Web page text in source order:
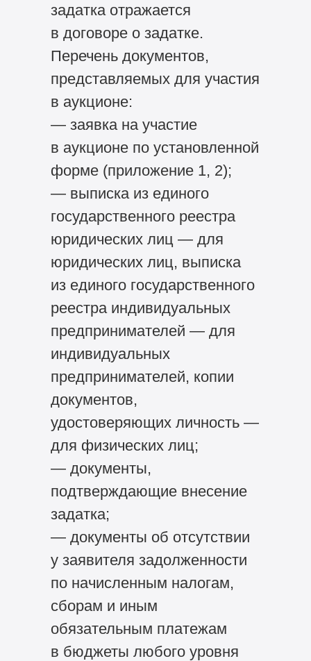
задатка отражается
в договоре о задатке.
Перечень документов,
представляемых для участия
в аукционе:
— заявка на участие
в аукционе по установленной
форме (приложение 1, 2);
— выписка из единого
государственного реестра
юридических лиц — для
юридических лиц, выписка
из единого государственного
реестра индивидуальных
предпринимателей — для
индивидуальных
предпринимателей, копии
документов,
удостоверяющих личность —
для физических лиц;
— документы,
подтверждающие внесение
задатка;
— документы об отсутствии
у заявителя задолженности
по начисленным налогам,
сборам и иным
обязательным платежам
в бюджеты любого уровня